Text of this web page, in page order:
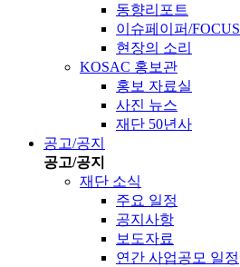
동향리포트
이슈페이퍼/FOCUS
현장의 소리
KOSAC 홍보관
홍보 자료실
사진 뉴스
재단 50년사
공고/공지
공고/공지
재단 소식
주요 일정
공지사항
보도자료
연간 사업공모 일정